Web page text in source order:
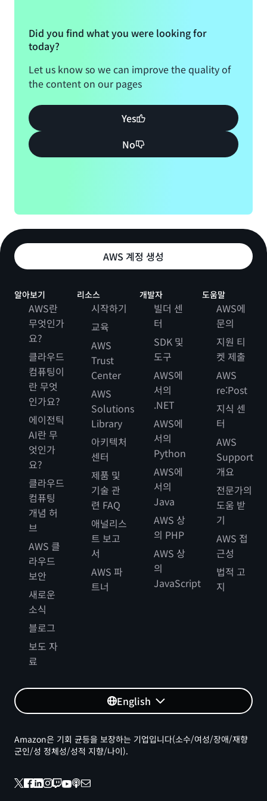
Did you find what you were looking for
today?
Let us know so we can improve the quality of
the content on our pages
Yes
No
AWS 계정 생성
알아보기
AWS란
무엇인가
요?
클라우드
컴퓨팅이
란 무엇
인가요?
에이전틱
AI란 무
엇인가
요?
클라우드
컴퓨팅
개념 허
브
AWS 클
라우드
보안
새로운
소식
블로그
보도 자
료
리소스
시작하기
교육
AWS
Trust
Center
AWS
Solutions
Library
아키텍처
센터
제품 및
기술 관
련 FAQ
애널리스
트 보고
서
AWS 파
트너
개발자
빌더 센
터
SDK 및
도구
AWS에
서의
.NET
AWS에
서의
Python
AWS에
서의
Java
AWS 상
의 PHP
AWS 상
의
JavaScript
도움말
AWS에
문의
지원 티
켓 제출
AWS
re:Post
지식 센
터
AWS
Support
개요
전문가의
도움 받
기
AWS 접
근성
법적 고
지
English
Amazon은 기회 균등을 보장하는 기업입니다(소수/여성/장애/재향
군인/성 정체성/성적 지향/나이).